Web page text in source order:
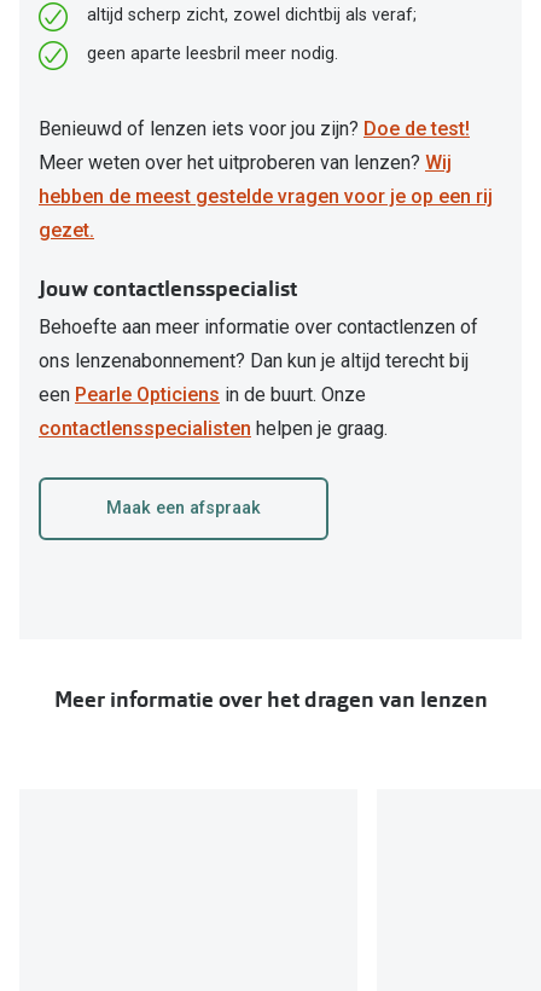
altijd scherp zicht, zowel dichtbij als veraf;
geen aparte leesbril meer nodig.
Benieuwd of lenzen iets voor jou zijn? Doe de test!
Meer weten over het uitproberen van lenzen? Wij
hebben de meest gestelde vragen voor je op een rij
gezet.
Jouw contactlensspecialist
Behoefte aan meer informatie over contactlenzen of
ons lenzenabonnement? Dan kun je altijd terecht bij
een Pearle Opticiens in de buurt. Onze
contactlensspecialisten helpen je graag.
Maak een afspraak
Meer informatie over het dragen van lenzen